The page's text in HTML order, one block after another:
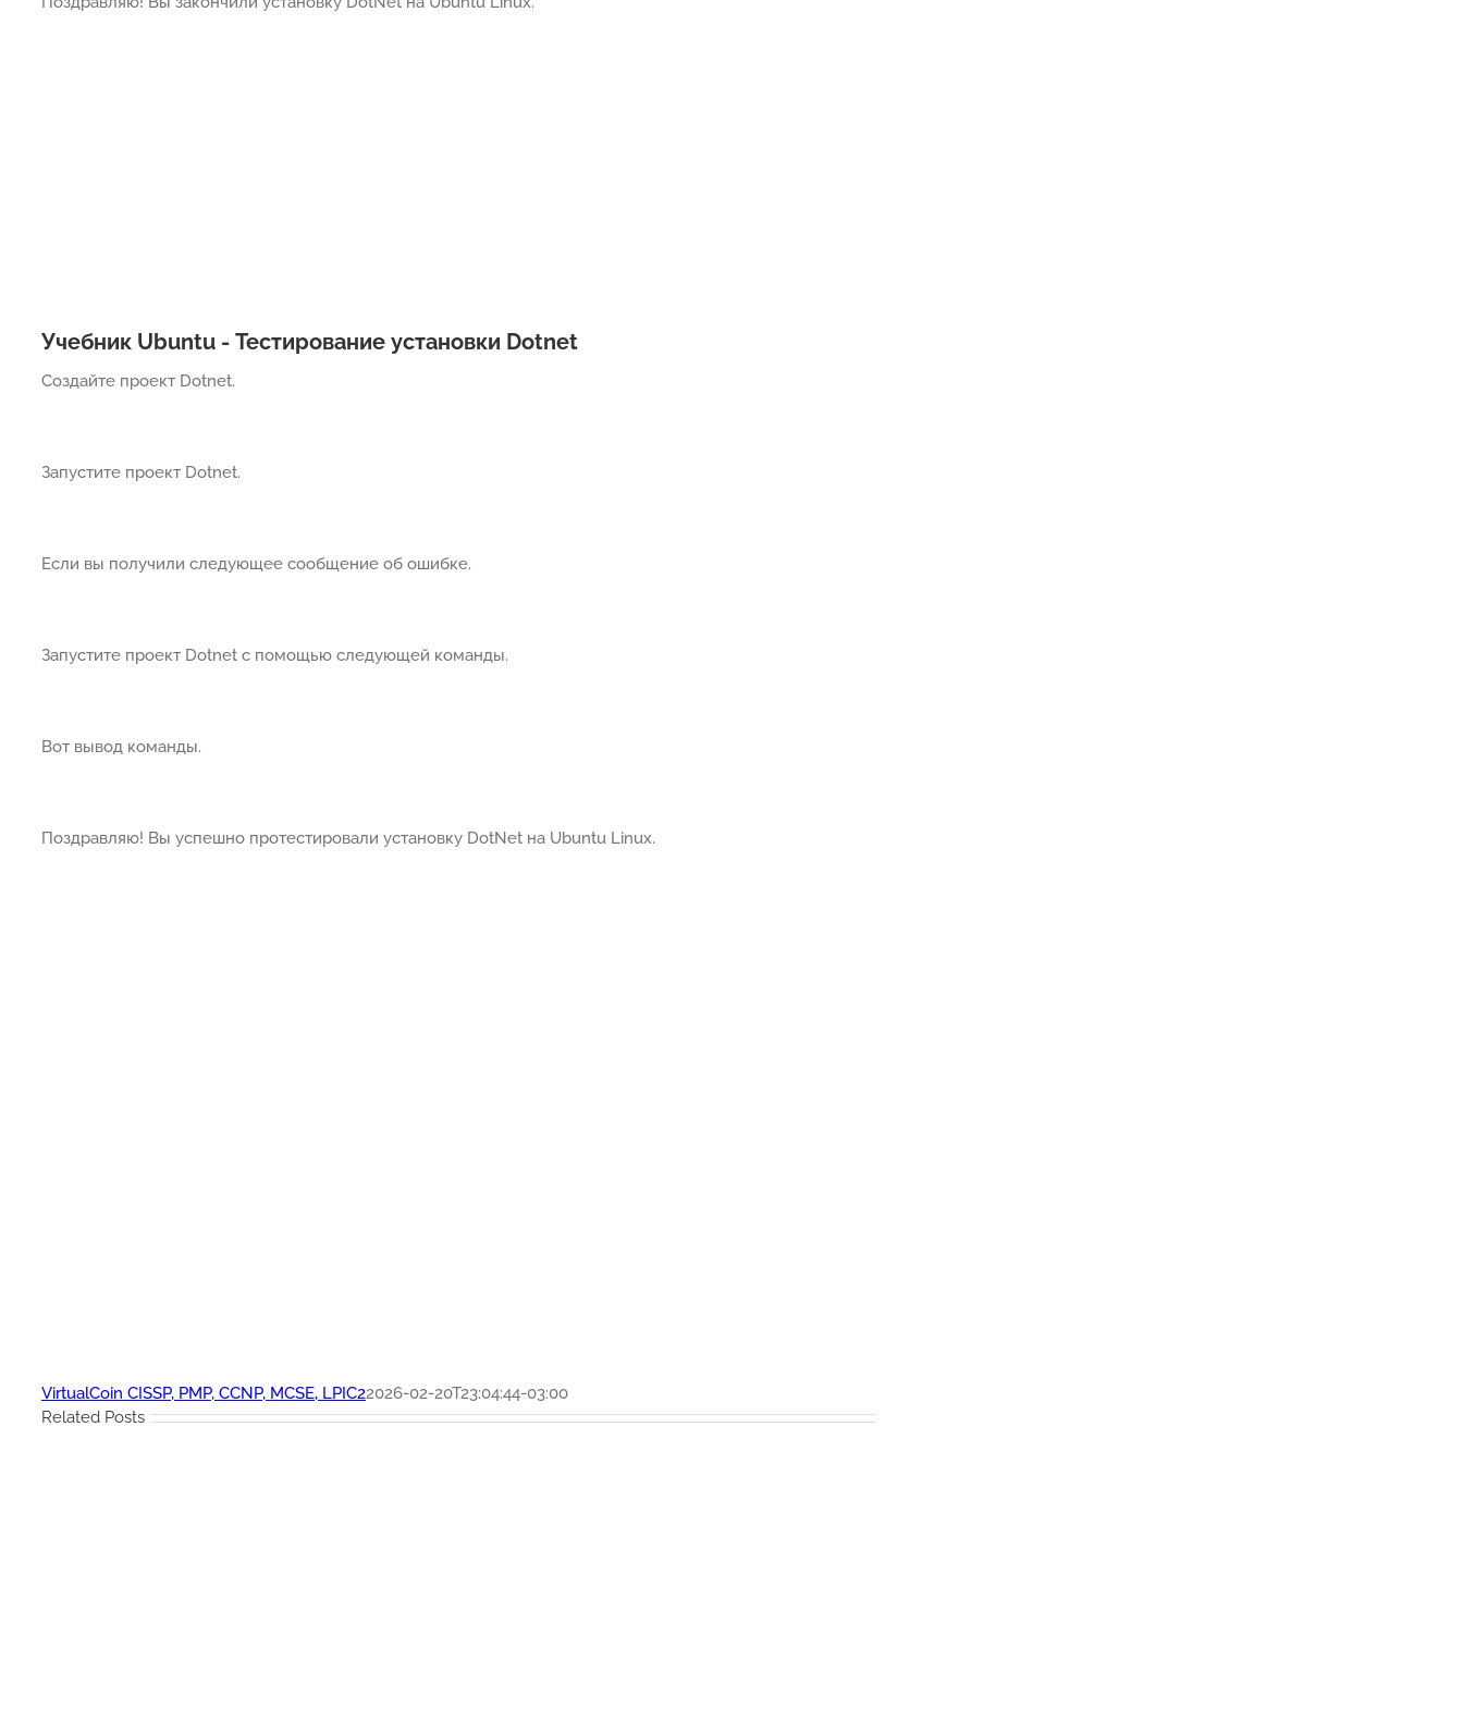
Учебник Ubuntu - Тестирование установки Dotnet
Создайте проект Dotnet.
Запустите проект Dotnet.
Если вы получили следующее сообщение об ошибке.
Запустите проект Dotnet с помощью следующей команды.
Вот вывод команды.
Поздравляю! Вы успешно протестировали установку DotNet на Ubuntu Linux.
VirtualCoin CISSP, PMP, CCNP, MCSE, LPIC22026-02-20T23:04:44-03:00
Related Posts